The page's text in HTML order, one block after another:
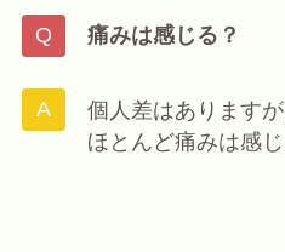
痛みは感じる？
個人差はあります
ほとんど痛みは感じ